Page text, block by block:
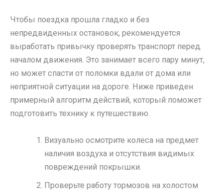
Чтобы поездка прошла гладко и без
непредвиденных остановок, рекомендуется
выработать привычку проверять транспорт перед
началом движения. Это занимает всего пару минут,
но может спасти от поломки вдали от дома или
неприятной ситуации на дороге. Ниже приведен
примерный алгоритм действий, который поможет
подготовить технику к путешествию.
Визуально осмотрите колеса на предмет
наличия воздуха и отсутствия видимых
повреждений покрышки.
Проверьте работу тормозов на холостом